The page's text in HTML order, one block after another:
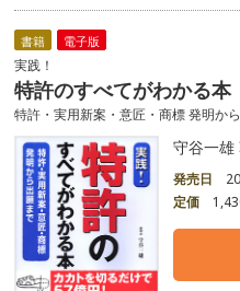
書籍 電子版
実践！
特許のすべてがわかる本
特許・実用新案・意匠・商標 発明か
守谷一雄
発売日
定価